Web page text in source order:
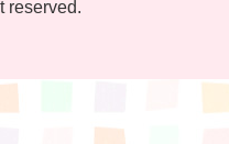
reserved.